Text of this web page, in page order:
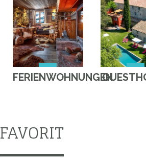
FERIENWOHNUNGEN
FAVORIT